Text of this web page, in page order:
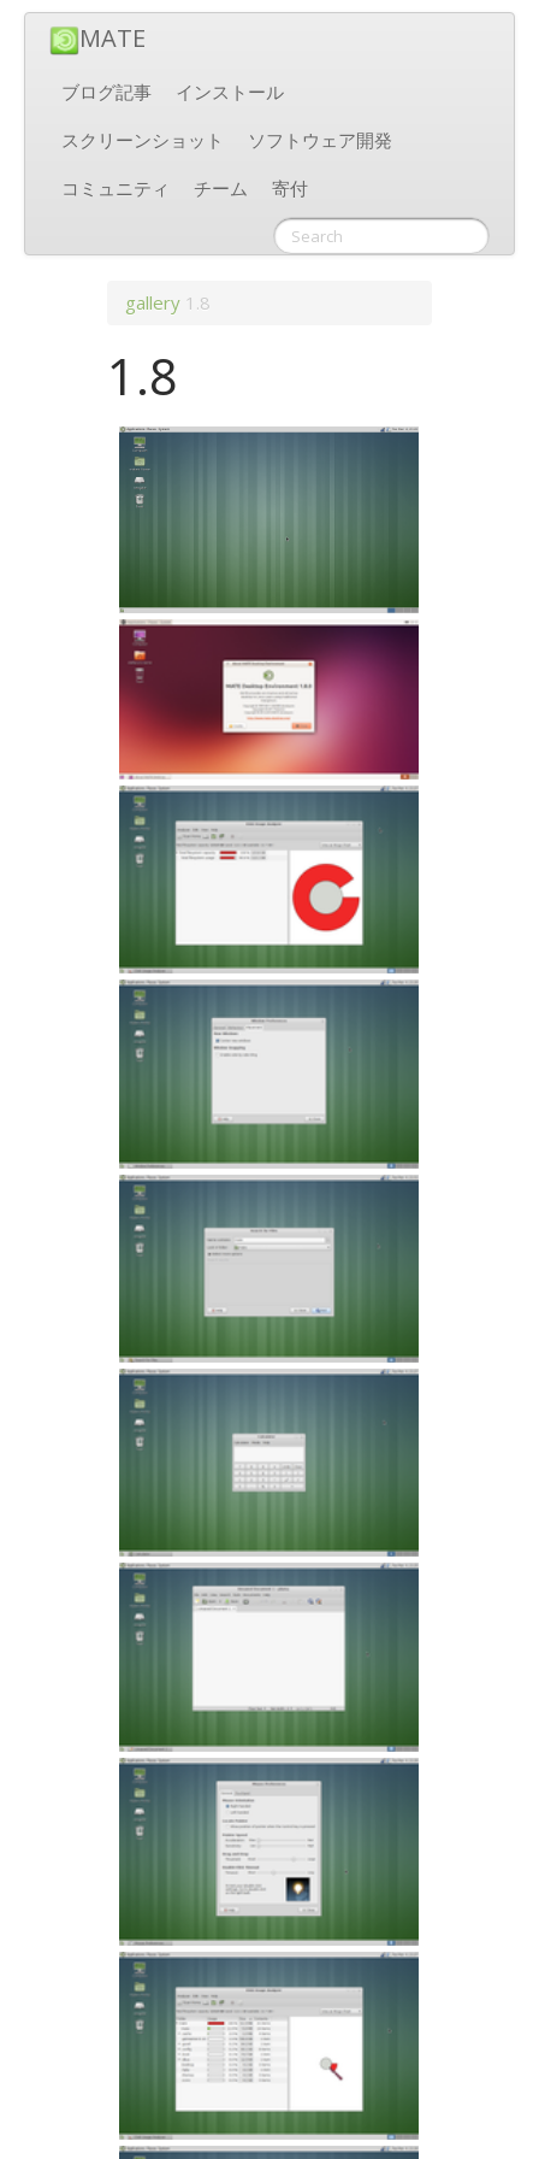
MATE
ブログ記事
インストール
スクリーンショット
ソフトウェア開発
コミュニティ
チーム 寄付
gallery 1.8
1.8